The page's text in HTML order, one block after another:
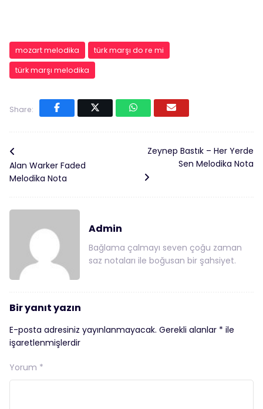
mozart melodika
türk marşı do re mi
türk marşı melodika
Share:
Alan Warker Faded
Melodika Nota
Zeynep Bastık – Her Yerde
Sen Melodika Nota
Admin
Bağlama çalmayı seven çoğu zaman
saz notaları ile boğusan bir şahsiyet.
Bir yanıt yazın
E-posta adresiniz yayınlanmayacak. Gerekli alanlar * ile
işaretlenmişlerdir
Yorum *